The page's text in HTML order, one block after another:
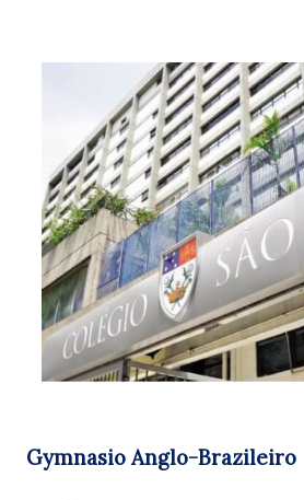
Gymnasio Anglo-Brazileiro